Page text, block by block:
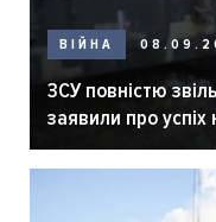
ВІЙНА
ЗСУ повністю
заявили про успіх